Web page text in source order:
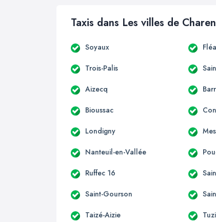
Taxis dans Les villes de
Soyaux
Trois-Palis
Aizecq
Bioussac
Londigny
Nanteuil-en-Vallée
Ruffec 16
Saint-Gourson
Taizé-Aizie